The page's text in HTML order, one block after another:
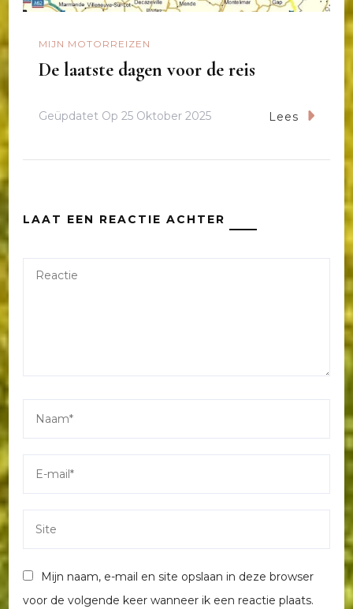
MIJN MOTORREIZEN
De laatste dagen voor de reis
Geüpdatet Op 25 Oktober 2025 Lees
LAAT EEN REACTIE ACHTER
Mijn naam, e-mail en site opslaan in deze browser
voor de volgende keer wanneer ik een reactie plaats.